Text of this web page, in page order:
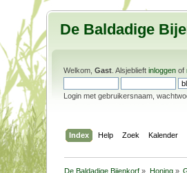
De Baldadige
Welkom,Gast . Alsjeblieftinloggen of
Login met gebruikersnaam,
Index Help Zoek Kalender
De Baldadige Bijenkorf » Honing»